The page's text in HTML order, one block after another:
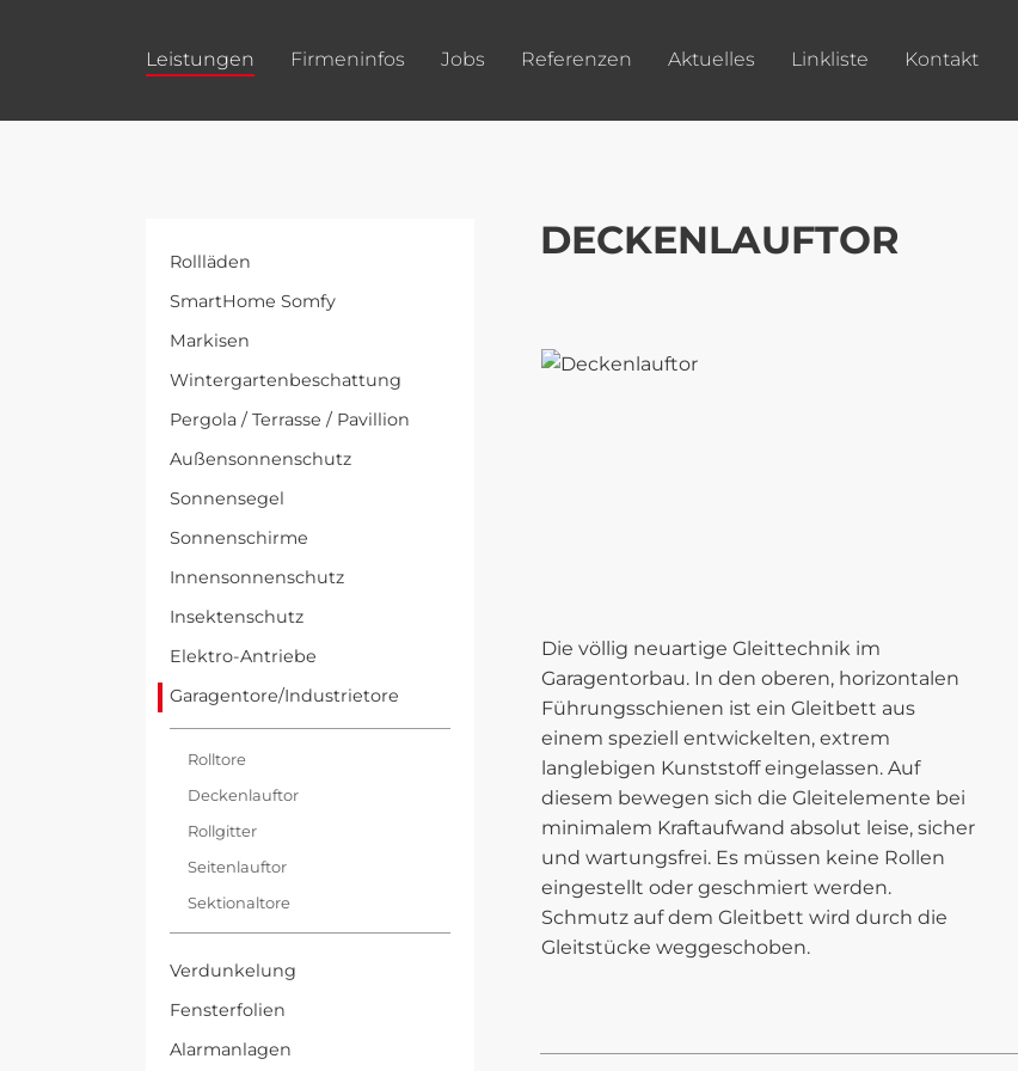
Leistungen Firmeninfos Jobs Referenzen Aktuelles Linkliste Kontakt
Rollläden
SmartHome Somfy
Markisen
Wintergartenbeschattung
Pergola / Terrasse / Pavillion
Außensonnenschutz
Sonnensegel
Sonnenschirme
Innensonnenschutz
Insektenschutz
Elektro-Antriebe
Garagentore/Industrietore
Rolltore
Deckenlauftor
Rollgitter
Seitenlauftor
Sektionaltore
Verdunkelung
Fensterfolien
Alarmanlagen
DECKENLAUFTOR
Die völlig neuartige Gleittechnik im
Garagentorbau. In den oberen, horizontalen
Führungsschienen ist ein Gleitbett aus
einem speziell entwickelten, extrem
langlebigen Kunststoff eingelassen. Auf
diesem bewegen sich die Gleitelemente bei
minimalem Kraftaufwand absolut leise, sicher
und wartungsfrei. Es müssen keine Rollen
eingestellt oder geschmiert werden.
Schmutz auf dem Gleitbett wird durch die
Gleitstücke weggeschoben.